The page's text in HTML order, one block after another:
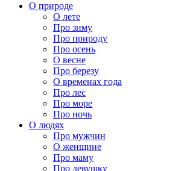
О природе
О лете
Про зиму
Про природу
Про осень
О весне
Про березу
О временах года
Про лес
Про море
Про ночь
О людях
Про мужчин
О женщине
Про маму
Про девушку